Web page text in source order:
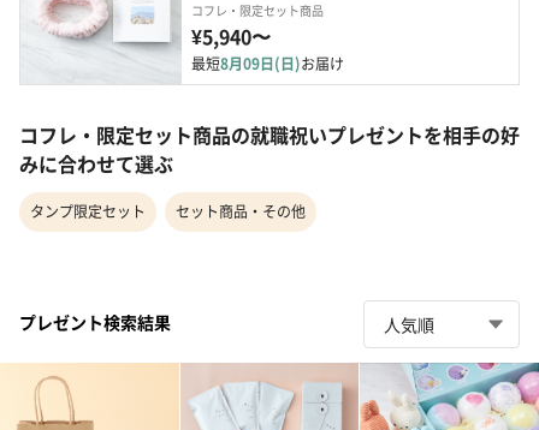
コフレ・限定セット商品
¥5,940〜
最短8月09日(日)お届け
コフレ・限定セット商品の就職祝いプレゼントを相手の好
みに合わせて選ぶ
タンプ限定セット セット商品・その他
プレゼント検索結果